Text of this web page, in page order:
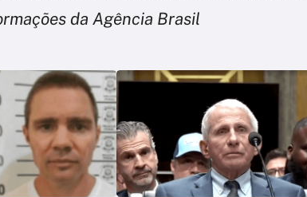
da Agência Brasil